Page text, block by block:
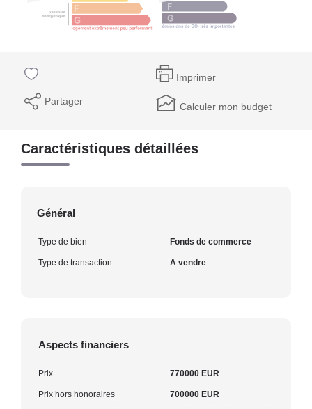
Imprimer
Partager Calculer mon budget
Caractéristiques détaillées
Général
Type de bien Fonds de commerce
Type de transaction A vendre
Aspects financiers
Prix 770000 EUR
Prix hors honoraires 700000 EUR